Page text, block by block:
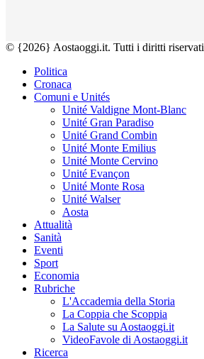
© {2026} Aostaoggi.it. Tutti i diritti riservati
Politica
Cronaca
Comuni e Unités
Unité Valdigne Mont-Blanc
Unité Gran Paradiso
Unité Grand Combin
Unité Monte Emilius
Unité Monte Cervino
Unité Evançon
Unité Monte Rosa
Unité Walser
Aosta
Attualità
Sanità
Eventi
Sport
Economia
Rubriche
L'Accademia della Storia
La Coppia che Scoppia
La Salute su Aostaoggi.it
VideoFavole di Aostaoggi.it
Ricerca